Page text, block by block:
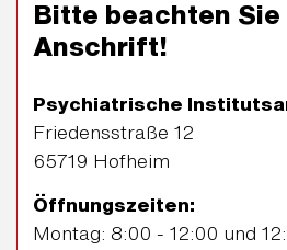
Bitte beachten Sie
Anschrift!
Psychiatrische
Friedensstraße 12
65719 Hofheim
Öffnungszeiten:
Montag: 8:00 - 12:00 und